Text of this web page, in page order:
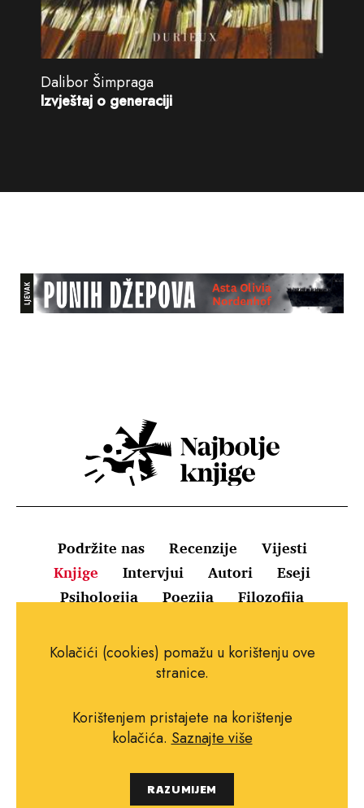
Dalibor Šimpraga
Izvještaj o generaciji
Podržite nas Recenzije
Vijesti
Knjige
Intervjui Autori
Eseji
Psihologija
Poezija Filozofija
Uvjeti korištenja
Pravila o kolačićima
Impressum
Copyright © 2010.-2021. najboljeknjige.com.
Kolačići (cookies) pomažu u korištenju ove
stranice.
Korištenjem pristajete na korištenje
kolačića. Saznajte više
RAZUMIJEM